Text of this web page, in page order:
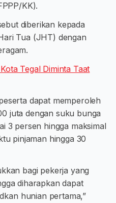
KK).
diberikan kepada
Tua (JHT) dengan
Tegal Diminta Taat
dapat memperoleh
juta dengan suku bunga
3 persen hingga maksimal
pinjaman hingga 30
bagi pekerja yang
diharapkan dapat
hunian pertama,”